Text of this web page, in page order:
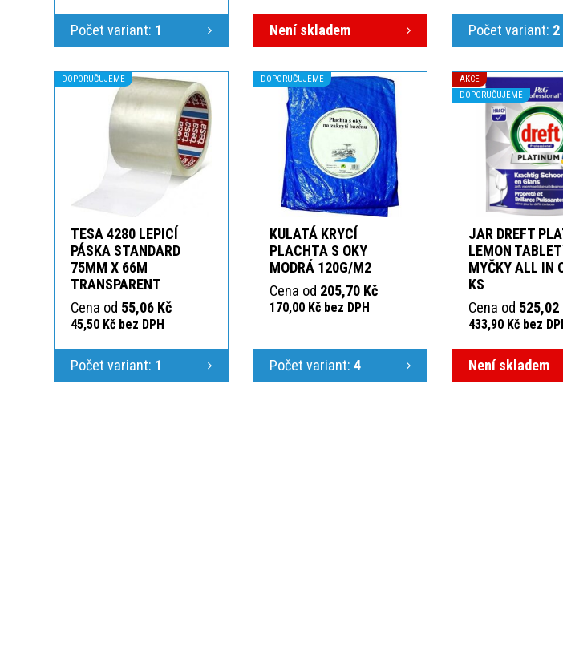
Počet variant: 1 Není skladem Počet variant: 2
DOPORUČUJEME
TESA 4280 LEPICÍ
PÁSKA STANDARD
75MM X 66M
TRANSPARENT
Cena od 55,06 Kč
45,50 Kč bez DPH
Počet variant: 1
DOPORUČUJEME
KULATÁ KRYCÍ
PLACHTA S OKY
MODRÁ 120G/M2
Cena od 205,70 Kč
170,00 Kč bez DPH
Počet variant: 4
AKCE
DOPORUČUJEME
JAR DREFT
LEMON
MYČKY ALL IN
KS
Cena od 525,02
433,90 Kč bez
Není skladem